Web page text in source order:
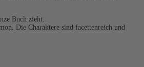
Buch zieht.
Die Charaktere sind facettenreich und